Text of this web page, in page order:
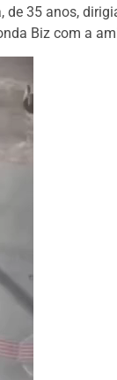
35 anos,
Biz com a